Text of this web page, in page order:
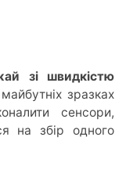
зі швидкістю
зразках
сенсори,
на збір одного